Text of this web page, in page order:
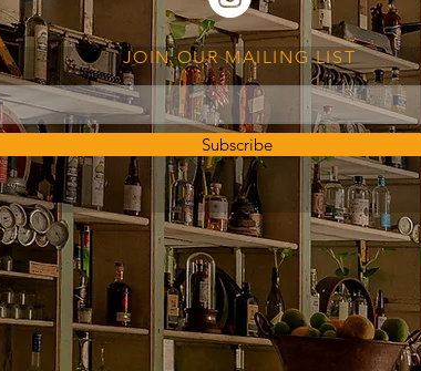
JOIN OUR MAILING LIST
Subscribe